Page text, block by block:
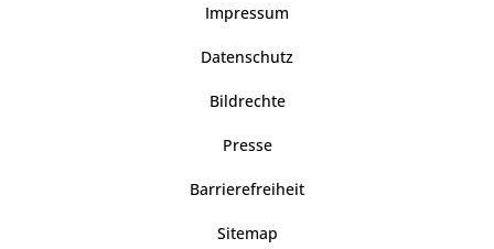
Impressum
Datenschutz
Bildrechte
Presse
Barrierefreiheit
Sitemap